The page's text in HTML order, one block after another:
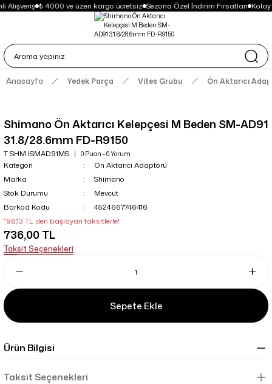
Alışveriş ₺ 4000 ve üzeri kargo ücretsiz Sezona Özel İndirim Fırsatları Kolay
Anasayfa Yedek Parça Vites Grubu Ön Aktarıcı
Shimano Ön Aktarıcı Kelepçesi M Beden SM-AD91
31.8/28.6mm FD-R9150
T SHM ISMAD91MS 0 Puan - 0 Yorum
Kategori
Ön Aktarıcı Adaptörü
Marka
Shimano
Stok Durumu
Mevcut
Barkod Kodu
4524667746416
*98,13 TL den başlayan taksitlerle!
736,00 TL
Taksit Seçenekleri
Sepete Ekle
Ürün Bilgisi
Taksit Seçenekleri